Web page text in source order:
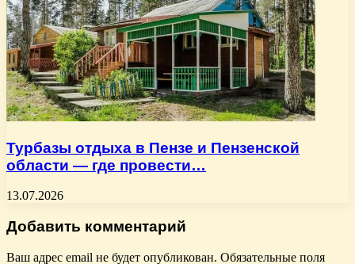
Турбазы отдыха в Пензе и Пензенской
области — где провести…
13.07.2026
Добавить комментарий
Ваш адрес email не будет опубликован. Обязательные поля